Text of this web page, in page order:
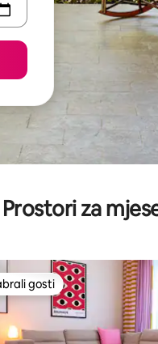
Prostori za
rangiranima s
gosti